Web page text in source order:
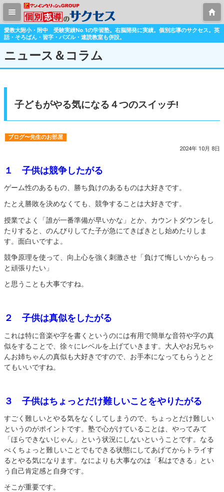
愛教大附小・附中 受験実績No.1の学習塾。右脳開発に実績。個別志導のサクセス。英
話・そろばん・習字・パズル・速読教室も併設。
ニュース＆コラム
子どもがやる気になる４つのスイッチ!
ブログ〜先生のお部屋
2024年 10月 8日
１ 子供は競争したがる
ゲーム性のあるもの、勝ち負けのあるものは大好きです。
たとえ勝敗を決めなくても、競争することは大好きです。
授業でよく「誰が一番準備が早いかな」とか、カウントダウンをし
たりすると、のんびりしてた子が急にてきぱきとし始めたりしま
す。面白いですよ。
競争原理を使って、向上心を強く刺激させ「負けて悔しいからもっ
と頑張りたい」
と思うことも大事ですね。
２ 子供は真似をしたがる
これは特に音楽や字を書くというのには有用で簡単な音符や字の真
似をすることで、徐々にレベルを上げていきます。大人やお兄ちゃ
んお姉ちゃんの真似も大好きですので、お手本になってもらうとと
てもいいですね。
３ 子供はちょっとだけ難しいことをやりたがる
すごく難しいとやる気をなくしてしまうので、ちょっとだけ難しい
というのがポイントです。塾で心がけていることは、やってみて
「ほらできないじゃん」という状況にしないということです。なる
べくちょっと難しいことでもできる状態にしてあげてからトライす
るとやる気になります。なによりも大事なのは「私はできる」とい
う自己肯定感と自身です。
そこが重要です。